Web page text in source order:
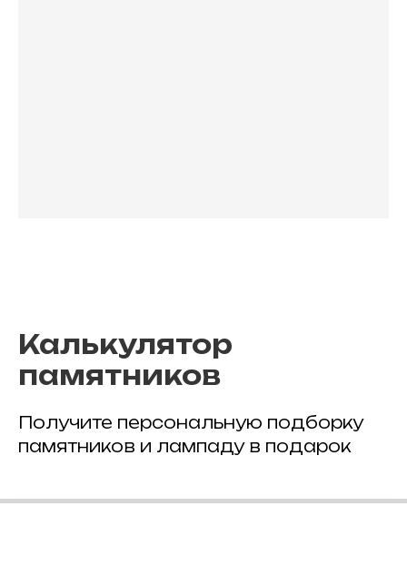
Калькулятор
памятников
Получите персональную подборку
памятников и лампаду в подарок